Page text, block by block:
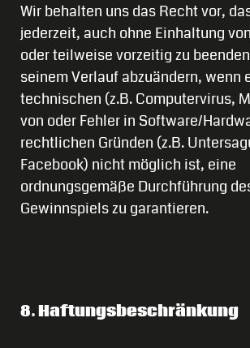
Wir behalten uns das Recht vor,
jederzeit, auch ohne Einhaltung
oder teilweise vorzeitig zu
seinem Verlauf abzuändern, wenn
technischen (z.B. Computervirus,
von oder Fehler in Software/
rechtlichen Gründen (z.B.
Facebook) nicht möglich ist, eine
ordnungsgemäße Durchführung
Gewinnspiels zu garantieren.
8. Haftungsbeschränkung